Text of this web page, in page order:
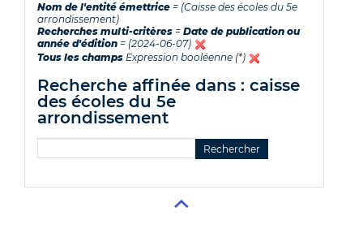
Nom de l'entité émettrice = (Caisse des écoles du 5e
arrondissement)
Recherches multi-critères = Date de publication ou
année d'édition = (2024-06-07)
Tous les champs Expression booléenne (*)
recherche affinée dans : caisse
des écoles du 5e
arrondissement